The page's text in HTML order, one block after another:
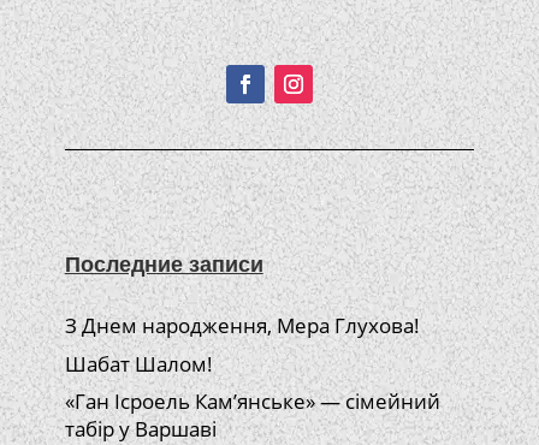
Подписывайтесь!
Последние записи
З Днем народження, Мера Глухова!
Шабат Шалом!
«Ган Ісроель Кам’янське» — сімейний
табір у Варшаві